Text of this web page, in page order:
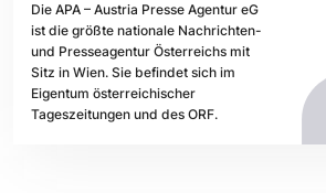
Die APA – Austria Presse Agentur eG
ist die größte nationale Nachrichten-
und Presseagentur Österreichs mit
Sitz in Wien. Sie befindet sich im
Eigentum österreichischer
Tageszeitungen und des ORF.